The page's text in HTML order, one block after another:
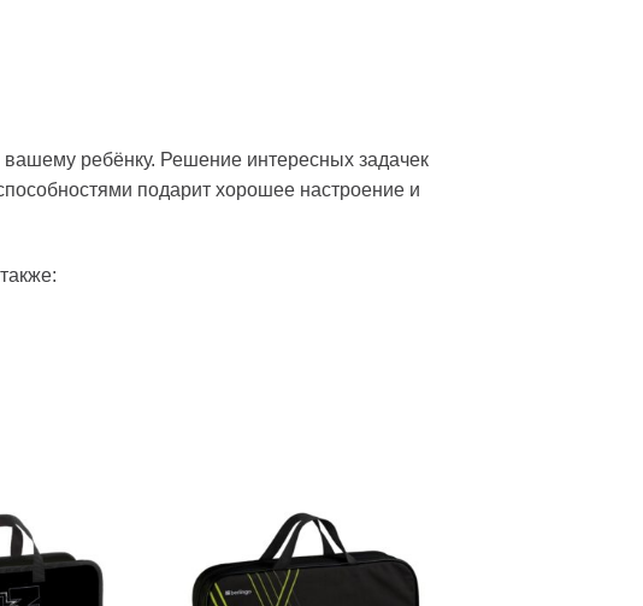
вашему ребёнку. Решение интересных задачек
подарит хорошее настроение и
Добавить
в список
Добавить